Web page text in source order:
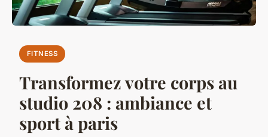
FITNESS
Transformez votre corps au
studio 208 : ambiance et
sport à paris